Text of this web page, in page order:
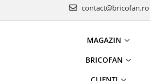
Paturi electrice cu incalzire
Sobe pe lemne
Kituri de siguranta si supravietuire
contact@bricofan.ro
MAGAZIN
BRICOFAN